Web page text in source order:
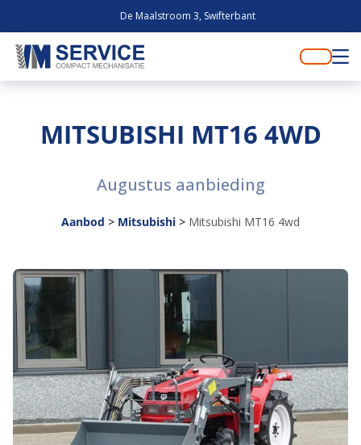
De Maalstroom 3, Swifterbant
MITSUBISHI MT16 4WD
Augustus aanbieding
Aanbod > Mitsubishi > Mitsubishi MT16 4wd